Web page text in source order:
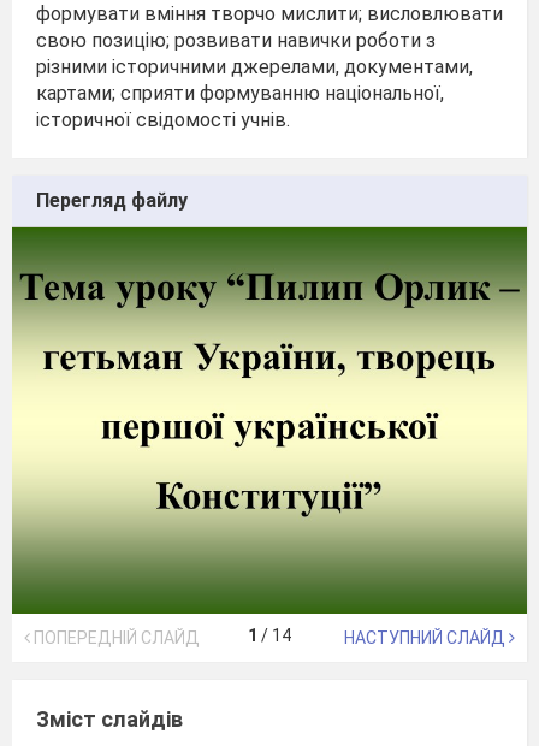
формувати вміння творчо мислити; висловлювати
свою позицію; розвивати навички роботи з
різними історичними джерелами, документами,
картами; сприяти формуванню національної,
історичної свідомості учнів.
Перегляд файлу
ПОПЕРЕДНІЙ СЛАЙД 1 / 14 НАСТУПНИЙ СЛАЙД
Зміст слайдів